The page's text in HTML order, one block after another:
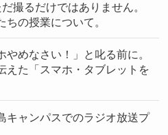
撮るだけではありません。
ちの授業について。
やめなさい！」と叱る前に。
えた「スマホ・タブレットを
キャンパスでのラジオ放送プ